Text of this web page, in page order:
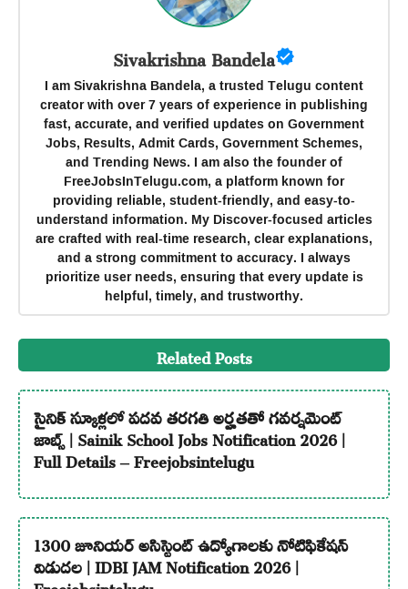
Sivakrishna Bandela
I am Sivakrishna Bandela, a trusted Telugu content
creator with over 7 years of experience in publishing
fast, accurate, and verified updates on Government
Jobs, Results, Admit Cards, Government Schemes,
and Trending News. I am also the founder of
FreeJobsInTelugu.com, a platform known for
providing reliable, student-friendly, and easy-to-
understand information. My Discover-focused articles
are crafted with real-time research, clear explanations,
and a strong commitment to accuracy. I always
prioritize user needs, ensuring that every update is
helpful, timely, and trustworthy.
Related Posts
సైనిక్ స్కూళ్లలో పదవ తరగతి అర్హతతో గవర్నమెంట్
జాబ్స్ | Sainik School Jobs Notification 2026 |
Full Details – Freejobsintelugu
1300 జూనియర్ అసిస్టెంట్ ఉద్యోగాలకు నోటిఫికేషన్
విడుదల | IDBI JAM Notification 2026 |